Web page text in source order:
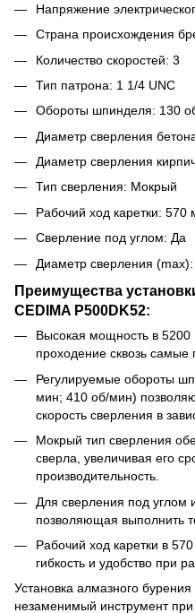
Напряжение
Страна происхождения
Количество скоростей: 3
Тип патрона: 1 1/4 UNC
Обороты шпинделя: 130
Диаметр сверления
Диаметр сверления
Тип сверления: Мокрый
Рабочий ход каретки: 570
Сверление под углом: Да
Диаметр сверления
Преимущества
CEDIMA P500DK52:
Высокая мощность в 5200
проходение сквозь
Регулируемые обороты
мин; 410 об/мин)
скорость сверления в
Мокрый тип сверления
сверла, увеличивая его
производительность.
Для сверления под углом
позволяющая выполнить
Рабочий ход каретки в
гибкость и удобство при
Установка алмазного
незаменимый инструмент